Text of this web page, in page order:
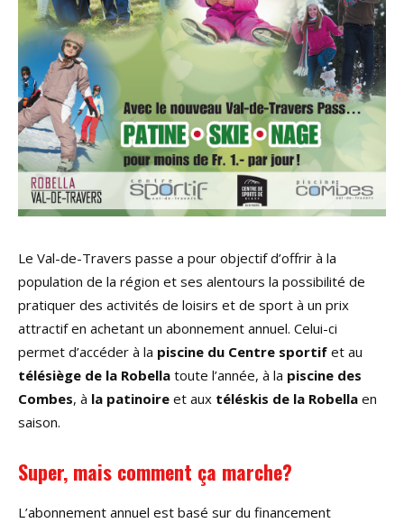
Le Val-de-Travers passe a pour objectif d’offrir à la
population de la région et ses alentours la possibilité de
pratiquer des activités de loisirs et de sport à un prix
attractif en achetant un abonnement annuel. Celui-ci
permet d’accéder à la piscine du Centre sportif et au
télésiège de la Robella toute l’année, à la piscine des
Combes, à la patinoire et aux téléskis de la Robella en
saison.
Super, mais comment ça marche?
L’abonnement annuel est basé sur du financement